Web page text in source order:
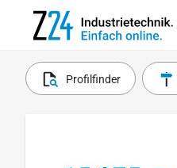
Profilfinder